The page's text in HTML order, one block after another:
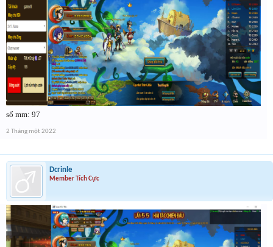
số mm: 97
2 Tháng một 2022
Dcrinle
Member Tích Cực